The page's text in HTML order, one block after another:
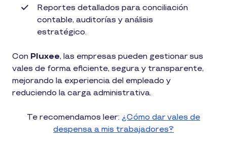
Reportes detallados para conciliación
contable, auditorías y análisis
estratégico.
Con Pluxee, las empresas pueden gestionar sus
vales de forma eficiente, segura y transparente,
mejorando la experiencia del empleado y
reduciendo la carga administrativa.
Te recomendamos leer: ¿Cómo dar vales de
despensa a mis trabajadores?